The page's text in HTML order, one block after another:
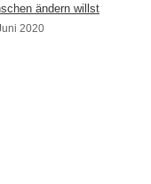
ändern willst
2020